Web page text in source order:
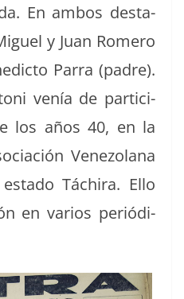
En ambos desta­
y Juan Romero
Par­ra (padre).
venía de par­tic­i­
los años 40, en la
Vene­zolana
Táchi­ra. Ello
en var­ios per­iódi­